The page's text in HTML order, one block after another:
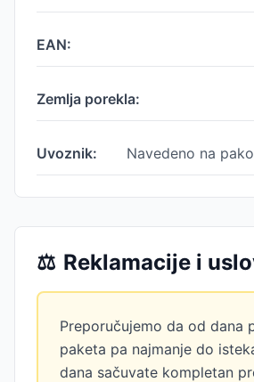
EAN:
Zemlja porekla:
Uvoznik: Navedeno na
⚖️ Reklamacije i
Preporučujemo da od dana
paketa pa najmanje do
dana sačuvate kompletan